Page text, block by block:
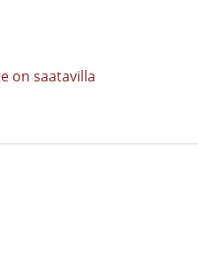
on saatavilla